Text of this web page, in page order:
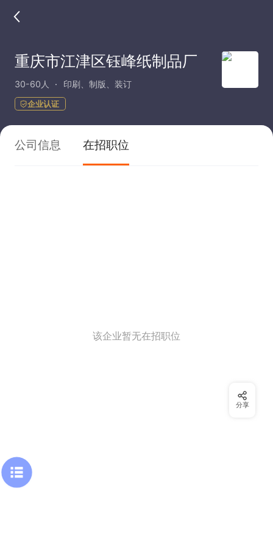
重庆市江津区钰峰纸制品厂
30-60人 印刷、制版、装订
企业认证
公司信息 在招职位
该企业暂无在招职位
分享